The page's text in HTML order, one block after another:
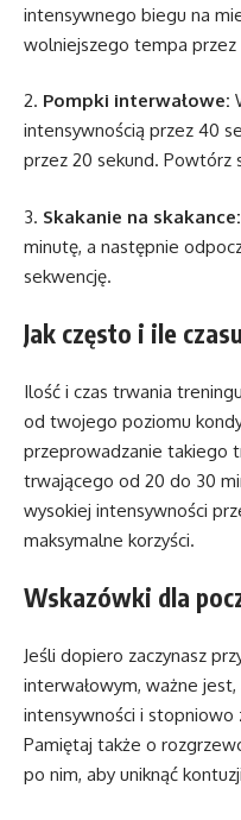
intensywnego biegu na
wolniejszego tempa przez
2. Pompki interwałowe:
intensywnością przez 40
przez 20 sekund. Powtórz
3. Skakanie na skakance:
minutę, a następnie
sekwencję.
Jak często i ile
Ilość i czas trwania
od twojego poziomu
przeprowadzanie takiego
trwającego od 20 do 30
wysokiej intensywności
maksymalne korzyści.
Wskazówki dla
Jeśli dopiero zaczynasz
interwałowym, ważne jest,
intensywności i stopniowo
Pamiętaj także o
po nim, aby uniknąć